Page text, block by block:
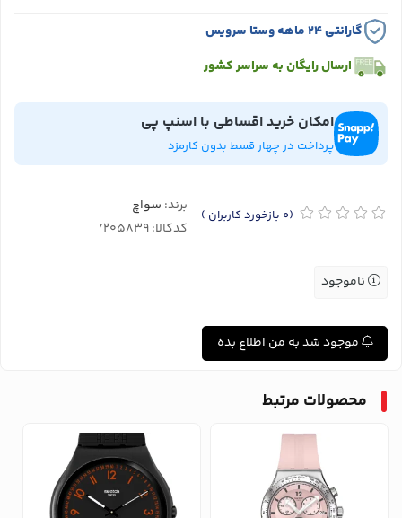
گارانتی ۲۴ ماهه وستا سرویس
ارسال رایگان به سراسر کشور
امکان خرید اقساطی با اسنپ پی
پرداخت در چهار قسط بدون کارمزد
(0 بازخورد کاربران ) برند: سواچ
کدکالا:
ناموجود
موجود شد به من اطلاع بده
محصولات مرتبط